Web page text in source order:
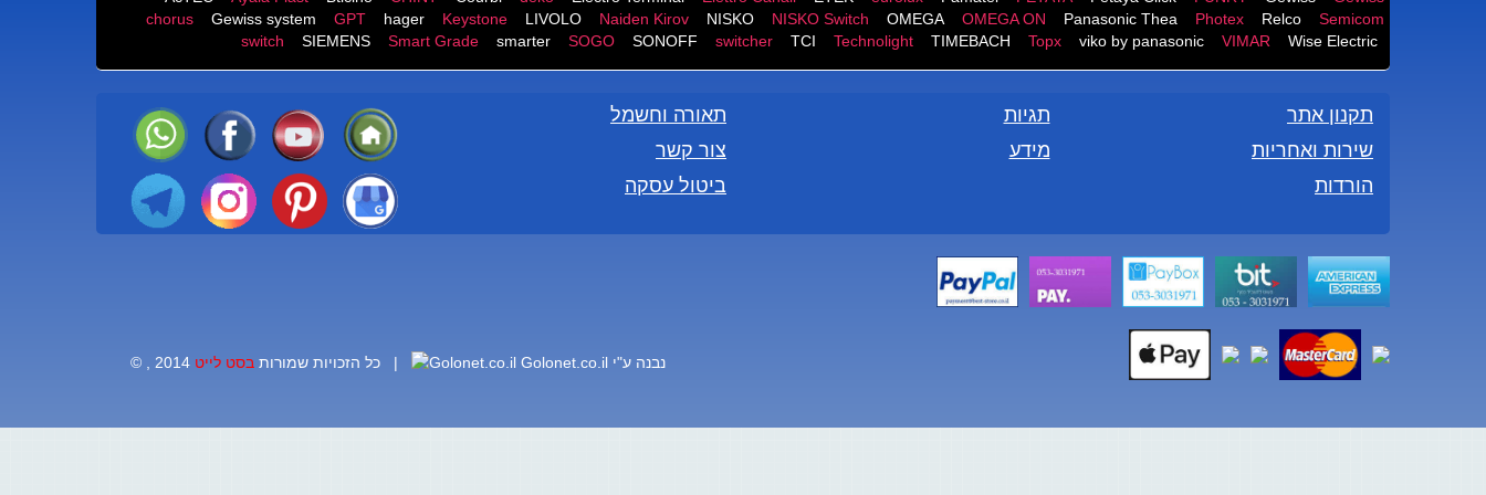
chorus
Gewiss system GPT hager Keystone LIVOLO Naiden Kirov NISKO NISKO Switch OMEGA OMEGA ON Panasonic Thea Photex Relco
Semicom
switch
SIEMENS Smart Grade smarter SOGO SONOFF switcher TCI Technolight TIMEBACH Topx viko by panasonic VIMAR Wise Electric
תאורה וחשמל
צור קשר
ביטול עסקה
תגיות
מידע
תקנון אתר
שירות ואחריות
הורדות
© , 2014 כל הזכויות שמורות בסט לייט | Golonet.co.il נבנה ע"י